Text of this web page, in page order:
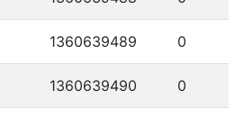
1360639489 0
1360639490 0